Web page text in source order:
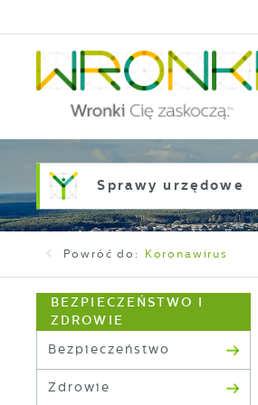
Sprawy urzędowe
Powróć do: Koronawirus
BEZPIECZEŃSTWO I
ZDROWIE
Bezpieczeństwo
Zdrowie